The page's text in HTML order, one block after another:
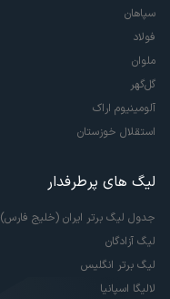
سپاهان
فولاد
ملوان
گل‌گهر
آلومینیوم اراک
استقلال خوزستان
لیگ های پرطرفدار
جدول لیگ برتر ایران (خلیج فارس)
لیگ آزادگان
لیگ برتر انگلیس
لالیگا اسپانیا